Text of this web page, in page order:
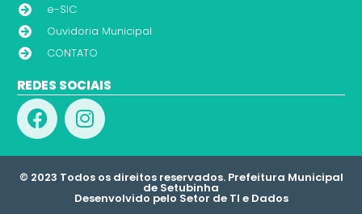
e-SIC
Ouvidoria Municipal
CONTATO
REDES SOCIAIS
© 2023 Todos os direitos reservados. Prefeitura Municipal
de Setubinha
Desenvolvido pelo Setor de TI e Dados